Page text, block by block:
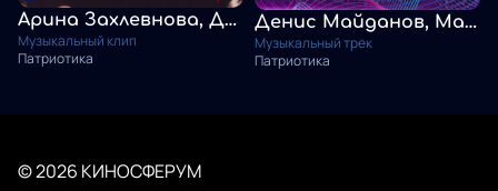
Арина Захлевнова, Денис Майданов, Сансызбек Кулкаев. Письмо солдату
Музыкальный клип
Патриотика
Денис Майданов, Майвл, "Таврида.АРТ". Белый город
Музыкальный трек
Патриотика
© 2026 КИНОСФЕРУМ